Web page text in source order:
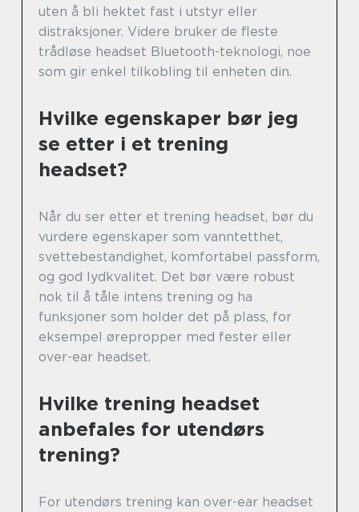
uten å bli hektet fast i utstyr eller
distraksjoner. Videre bruker de fleste
trådløse headset Bluetooth-teknologi, noe
som gir enkel tilkobling til enheten din.
Hvilke egenskaper bør jeg
se etter i et trening
headset?
Når du ser etter et trening headset, bør du
vurdere egenskaper som vanntetthet,
svettebestandighet, komfortabel passform,
og god lydkvalitet. Det bør være robust
nok til å tåle intens trening og ha
funksjoner som holder det på plass, for
eksempel ørepropper med fester eller
over-ear headset.
Hvilke trening headset
anbefales for utendørs
trening?
For utendørs trening kan over-ear headset